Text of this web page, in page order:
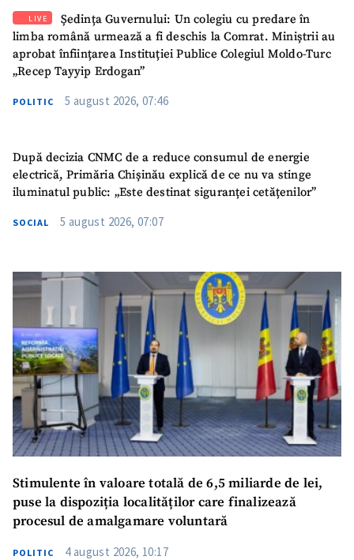
LIVE
Ședința Guvernului: Un colegiu cu predare în
limba română urmează a fi deschis la Comrat. Miniștrii au
aprobat înființarea Instituției Publice Colegiul Moldo-Turc
„Recep Tayyip Erdogan”
POLITIC 5 august 2026, 07:46
După decizia CNMC de a reduce consumul de energie
electrică, Primăria Chișinău explică de ce nu va stinge
iluminatul public: „Este destinat siguranței cetățenilor”
SOCIAL 5 august 2026, 07:07
Stimulente în valoare totală de 6,5 miliarde de lei,
puse la dispoziția localităților care finalizează
procesul de amalgamare voluntară
POLITIC 4 august 2026, 10:17